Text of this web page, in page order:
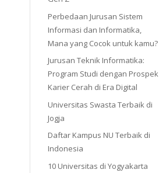
Perbedaan Jurusan Sistem
Informasi dan Informatika,
Mana yang Cocok untuk kamu?
Jurusan Teknik Informatika:
Program Studi dengan Prospek
Karier Cerah di Era Digital
Universitas Swasta Terbaik di
Jogja
Daftar Kampus NU Terbaik di
Indonesia
10 Universitas di Yogyakarta